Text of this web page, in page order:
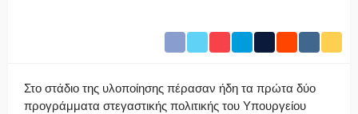
Στο στάδιο της υλοποίησης πέρασαν ήδη τα πρώτα δύο
προγράμματα στεγαστικής πολιτικής του Υπουργείου